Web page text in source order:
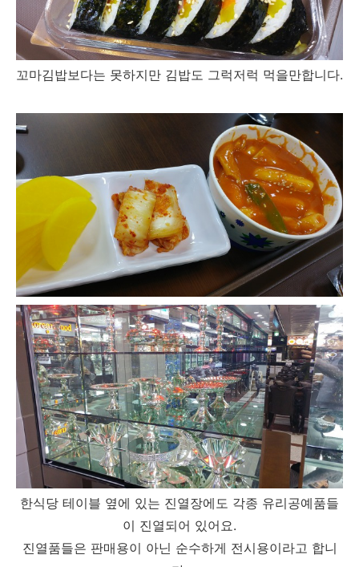
꼬마김밥보다는 못하지만 김밥도 그럭저럭 먹을만합니다.
한식당 테이블 옆에 있는 진열장에도 각종 유리공예품들
이 진열되어 있어요.
진열품들은 판매용이 아닌 순수하게 전시용이라고 합니